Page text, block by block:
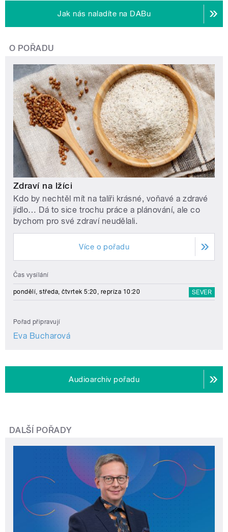
Jak nás naladíte na DABu
O POŘADU
Zdraví na lžíci
Kdo by nechtěl mít na talíři krásné, voňavé a zdravé
jídlo… Dá to sice trochu práce a plánování, ale co
bychom pro své zdraví neudělali.
Více o pořadu
Čas vysílání
pondělí, středa, čtvrtek 5:20, repríza 10:20 SEVER
Pořad připravují
Eva Bucharová
Audioarchiv pořadu
DALŠÍ POŘADY